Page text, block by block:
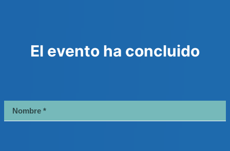
El evento ha concluido